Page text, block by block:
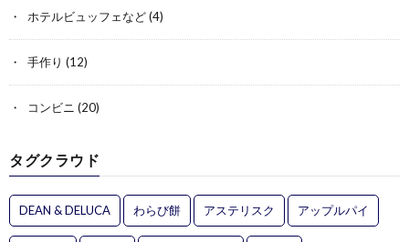
ホテルビュッフェなど(4)
手作り (12)
コンビニ (20)
タグクラウド
DEAN & DELUCA わらび餅 アステリスク アップルパイ